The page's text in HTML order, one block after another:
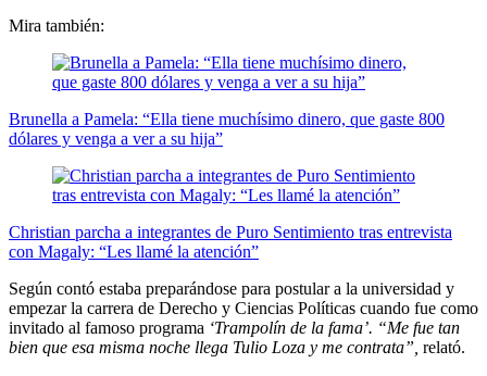
Mira también:
Brunella a Pamela: “Ella tiene muchísimo dinero, que gaste 800
dólares y venga a ver a su hija”
Christian parcha a integrantes de Puro Sentimiento tras entrevista
con Magaly: “Les llamé la atención”
Según contó estaba preparándose para postular a la universidad y
empezar la carrera de Derecho y Ciencias Políticas cuando fue como
invitado al famoso programa ‘Trampolín de la fama’. “Me fue tan
bien que esa misma noche llega Tulio Loza y me contrata”, relató.